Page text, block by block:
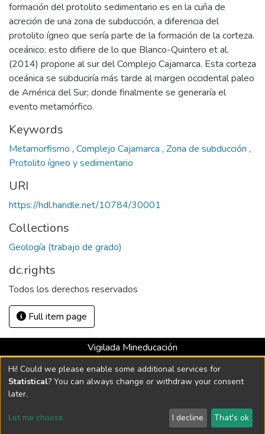
formación del protolito sedimentario es en la cuña de
acreción de una zona de subducción, a diferencia del
protolito ígneo que sería parte de la formación de la corteza.
oceánico; esto difiere de lo que Blanco-Quintero et al.
(2014) propone al sur del Complejo Cajamarca. Esta corteza
oceánica se subduciría más tarde al margen occidental paleo
de América del Sur; donde finalmente se generaría el
evento metamórfico.
Keywords
Metamorfismo , Complejo Cajamarca , Zona de subducción ,
Protolito ígneo y sedimentario
URI
https://hdl.handle.net/10784/30001
Collections
Geología (trabajo de grado)
dc.rights
Todos los derechos reservados
Full item page
Vigilada Mineducación
Universidad con Acreditación Institucional hasta 2026 -
Resolución MEN 2158 de 2018
DSpace software copyright © 2002-2026 LYRASIS
Send Feedback
Hi! Could we please enable some additional services for
Statistical? You can always change or withdraw your consent
later.
Let me choose I decline That's ok